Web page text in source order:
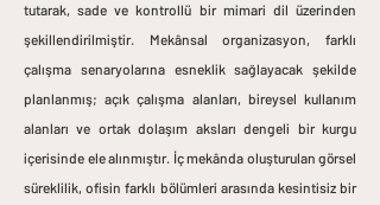
tutarak, sade ve kontrollü bir mimari dil üzerinden
şekillendirilmiştir. Mekânsal organizasyon, farklı
çalışma senaryolarına esneklik sağlayacak şekilde
planlanmış; açık çalışma alanları, bireysel kullanım
alanları ve ortak dolaşım aksları dengeli bir kurgu
içerisinde ele alınmıştır. İç mekânda oluşturulan görsel
süreklilik, ofisin farklı bölümleri arasında kesintisiz bir